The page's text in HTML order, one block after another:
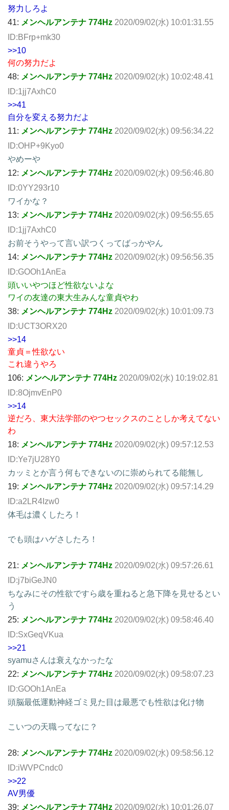
努力しろよ
41: メンヘルアンテナ 774Hz 2020/09/02(水) 10:01:31.55
ID:BFrp+mk30
>>10
何の努力だよ
48: メンヘルアンテナ 774Hz 2020/09/02(水) 10:02:48.41
ID:1jj7AxhC0
>>41
自分を変える努力だよ
11: メンヘルアンテナ 774Hz 2020/09/02(水) 09:56:34.22
ID:OHP+9Kyo0
やめーや
12: メンヘルアンテナ 774Hz 2020/09/02(水) 09:56:46.80
ID:0YY293r10
ワイかな？
13: メンヘルアンテナ 774Hz 2020/09/02(水) 09:56:55.65
ID:1jj7AxhC0
お前そうやって言い訳つくってばっかやん
14: メンヘルアンテナ 774Hz 2020/09/02(水) 09:56:56.35
ID:GOOh1AnEa
頭いいやつほど性欲ないよな
ワイの友達の東大生みんな童貞やわ
38: メンヘルアンテナ 774Hz 2020/09/02(水) 10:01:09.73
ID:UCT3ORX20
>>14
童貞＝性欲ない
これ違うやろ
106: メンヘルアンテナ 774Hz 2020/09/02(水) 10:19:02.81
ID:8OjmvEnP0
>>14
逆だろ、東大法学部のやつセックスのことしか考えてない
わ
18: メンヘルアンテナ 774Hz 2020/09/02(水) 09:57:12.53
ID:Ye7jU28Y0
カッミとか言う何もできないのに崇められてる能無し
19: メンヘルアンテナ 774Hz 2020/09/02(水) 09:57:14.29
ID:a2LR4Izw0
体毛は濃くしたろ！
でも頭はハゲさしたろ！
21: メンヘルアンテナ 774Hz 2020/09/02(水) 09:57:26.61
ID:j7biGeJN0
ちなみにその性欲ですら歳を重ねると急下降を見せるとい
う
25: メンヘルアンテナ 774Hz 2020/09/02(水) 09:58:46.40
ID:SxGeqVKua
>>21
syamuさんは衰えなかったな
22: メンヘルアンテナ 774Hz 2020/09/02(水) 09:58:07.23
ID:GOOh1AnEa
頭脳最低運動神経ゴミ見た目は最悪でも性欲は化け物
こいつの天職ってなに？
28: メンヘルアンテナ 774Hz 2020/09/02(水) 09:58:56.12
ID:iWVPCndc0
>>22
AV男優
39: メンヘルアンテナ 774Hz 2020/09/02(水) 10:01:26.07